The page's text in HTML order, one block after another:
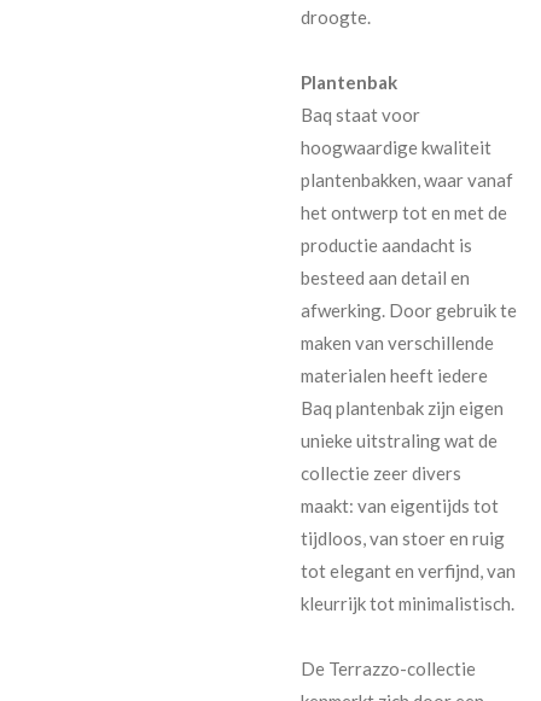
droogte.
Plantenbak
Baq staat voor
hoogwaardige kwaliteit
plantenbakken, waar vanaf
het ontwerp tot en met de
productie aandacht is
besteed aan detail en
afwerking. Door gebruik te
maken van verschillende
materialen heeft iedere
Baq plantenbak zijn eigen
unieke uitstraling wat de
collectie zeer divers
maakt: van eigentijds tot
tijdloos, van stoer en ruig
tot elegant en verfijnd, van
kleurrijk tot minimalistisch.
De Terrazzo-collectie